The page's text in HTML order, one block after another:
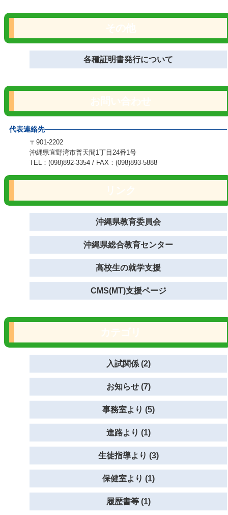
各種証明書発行について
代表連絡先
〒901-2202
沖縄県宜野湾市普天間1丁目24番1号
TEL：(098)892-3354 / FAX：(098)893-5888
沖縄県教育委員会
沖縄県総合教育センター
高校生の就学支援
CMS(MT)支援ページ
入試関係 (2)
お知らせ (7)
事務室より (5)
進路より (1)
生徒指導より (3)
保健室より (1)
履歴書等 (1)